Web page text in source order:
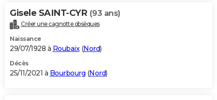
Gisele SAINT-CYR (93 ans)
Créer une cagnotte obsèques
Naissance
29/07/1928 à Roubaix(Nord)
Décès
25/11/2021 à Bourbourg (Nord)